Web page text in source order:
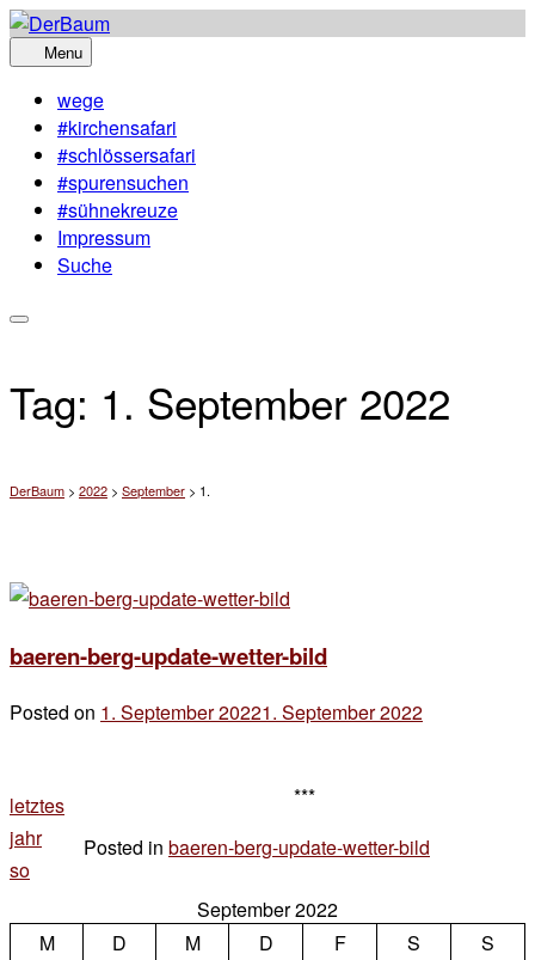
Skip
to
Menu
wege
#kirchensafari
#schlössersafari
#spurensuchen
#sühnekreuze
Impressum
Suche
Tag: 1. September 2022
DerBaum > 2022 > September > 1.
baeren-berg-update-wetter-bild
Posted on 1. September 20221. September 2022
letztes
jahr
so
***
Posted in baeren-berg-update-wetter-bild
September 2022
M
D M D F S
S